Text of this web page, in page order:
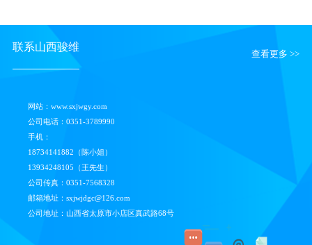
联系山西骏维
查看更多 >>
网站：www.sxjwgy.com
公司电话：0351-3789990
手机：
18734141882（陈小姐）
13934248105（王先生）
公司传真：0351-7568328
邮箱地址：sxjwjdgc@126.com
公司地址：山西省太原市小店区真武路68号